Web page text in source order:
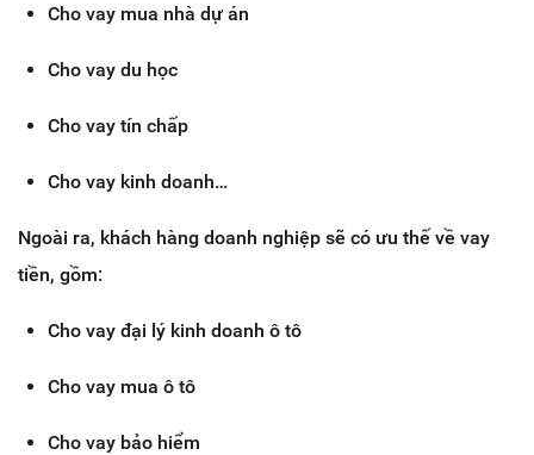
Cho vay mua nhà dự án
Cho vay du học
Cho vay tín chấp
Cho vay kinh doanh…
Ngoài ra, khách hàng doanh nghiệp sẽ có ưu thế về vay
tiền, gồm:
Cho vay đại lý kinh doanh ô tô
Cho vay mua ô tô
Cho vay bảo hiểm